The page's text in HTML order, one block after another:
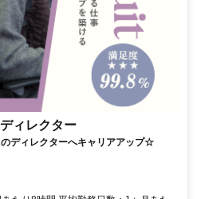
ィレクター
ディレクターへキャリアアップ☆